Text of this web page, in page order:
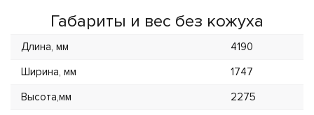
Габариты и вес без кожуха
Длина, мм
4190
Ширина, мм
1747
Высота,мм
2275